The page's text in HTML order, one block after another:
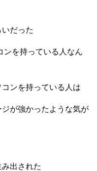
だった
ンを持っている人なん
ンを持っている人は
ジが強かったような気が
出された